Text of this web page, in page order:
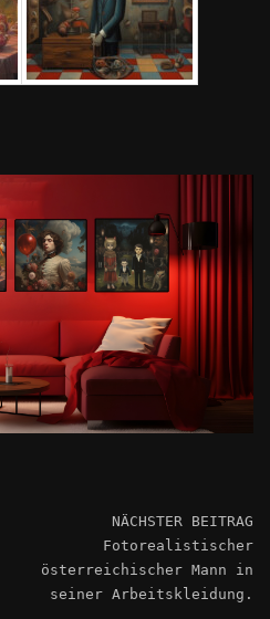
NÄCHSTER BEITRAG
Fotorealistischer
österreichischer Mann in
seiner Arbeitskleidung.